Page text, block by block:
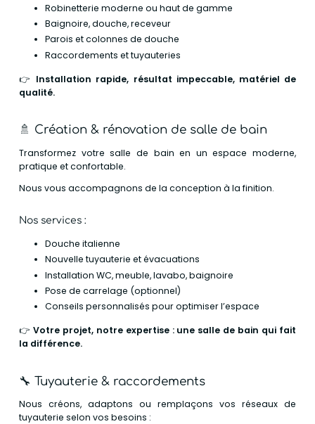
Robinetterie moderne ou haut de gamme
Baignoire, douche, receveur
Parois et colonnes de douche
Raccordements et tuyauteries
👉 Installation rapide, résultat impeccable, matériel de
qualité.
🚿 Création & rénovation de salle de bain
Transformez votre salle de bain en un espace moderne,
pratique et confortable.
Nous vous accompagnons de la conception à la finition.
Nos services :
Douche italienne
Nouvelle tuyauterie et évacuations
Installation WC, meuble, lavabo, baignoire
Pose de carrelage (optionnel)
Conseils personnalisés pour optimiser l’espace
👉 Votre projet, notre expertise : une salle de bain qui fait
la différence.
🔧 Tuyauterie & raccordements
Nous créons, adaptons ou remplaçons vos réseaux de
tuyauterie selon vos besoins :